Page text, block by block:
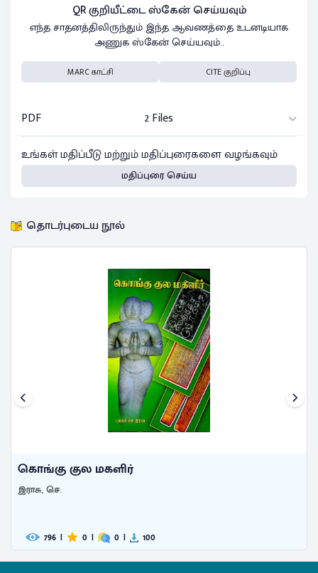
QR குறியீட்டை ஸ்கேன் செய்யவும்
எந்த சாதனத்திலிருந்தும் இந்த ஆவணத்தை உடனடியாக
அணுக ஸ்கேன் செய்யவும்..
MARC காட்சி CITE குறிப்பு
PDF
2 Files
உங்கள் மதிப்பீடு மற்றும் மதிப்புரைகளை வழங்கவும்
மதிப்புரை செய்ய
தொடர்புடைய நூல்
குல மகளிர்
0 | 0 | 100